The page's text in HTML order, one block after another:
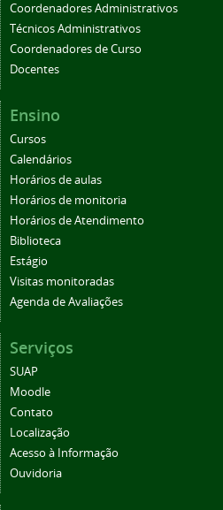
Coordenadores Administrativos
Técnicos Administrativos
Coordenadores de Curso
Docentes
Ensino
Cursos
Calendários
Horários de aulas
Horários de monitoria
Horários de Atendimento
Biblioteca
Estágio
Visitas monitoradas
Agenda de Avaliações
Serviços
SUAP
Moodle
Contato
Localização
Acesso à Informação
Ouvidoria